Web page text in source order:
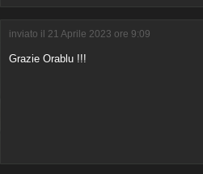
inviato il 21 Aprile 2023 ore 9:09
Grazie Orablu !!!